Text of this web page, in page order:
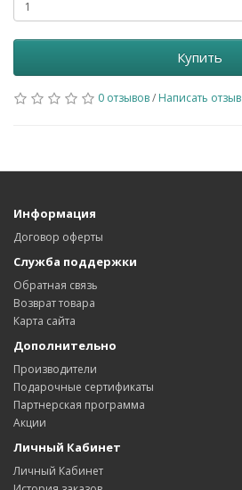
Купить
0 отзывов/ Написать отзыв
Информация
Договор оферты
Служба поддержки
Обратная связь
Возврат товара
Карта сайта
Дополнительно
Производители
Подарочные сертификаты
Партнерская программа
Акции
Личный Кабинет
Личный Кабинет